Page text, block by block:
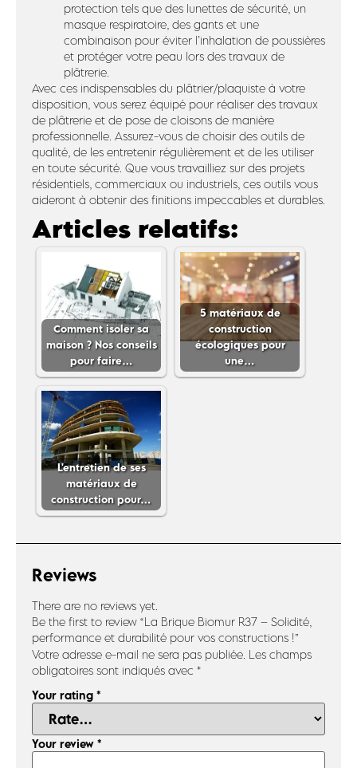
protection tels que des lunettes de sécurité, un
masque respiratoire, des gants et une
combinaison pour éviter l’inhalation de poussières
et protéger votre peau lors des travaux de
plâtrerie.
Avec ces indispensables du plâtrier/plaquiste à votre
disposition, vous serez équipé pour réaliser des travaux
de plâtrerie et de pose de cloisons de manière
professionnelle. Assurez-vous de choisir des outils de
qualité, de les entretenir régulièrement et de les utiliser
en toute sécurité. Que vous travailliez sur des projets
résidentiels, commerciaux ou industriels, ces outils vous
aideront à obtenir des finitions impeccables et durables.
Articles relatifs:
Comment isoler sa
maison ? Nos conseils
pour faire…
5 matériaux de
construction
écologiques pour
une…
L'entretien de ses
matériaux de
construction pour…
Reviews
There are no reviews yet.
Be the first to review “La Brique Biomur R37 – Solidité,
performance et durabilité pour vos constructions !”
Votre adresse e-mail ne sera pas publiée.
Les champs
obligatoires sont indiqués avec *
Your rating *
Your review *